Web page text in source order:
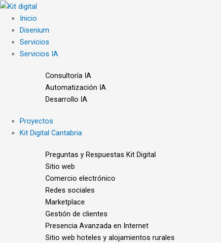
Ir
contenido
Inicio
Disenium
Servicios
Servicios IA
Consultoría IA
Automatización IA
Desarrollo IA
Proyectos
Kit Digital Cantabria
Preguntas y Respuestas Kit Digital
Sitio web
Comercio electrónico
Redes sociales
Marketplace
Gestión de clientes
Presencia Avanzada en Internet
Sitio web hoteles y alojamientos rurales